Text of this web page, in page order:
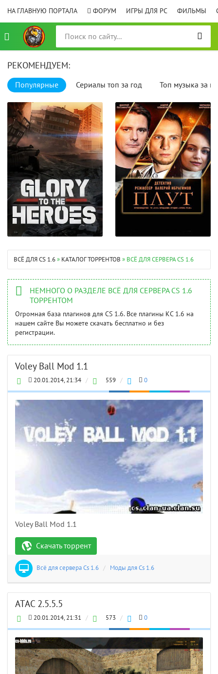
НА ГЛАВНУЮ ПОРТАЛА ФОРУМ ИГРЫ ДЛЯ PC ФИЛЬМЫ
РЕКОМЕНДУЕМ:
Популярные Сериалы топ за год Топ музыка за
ВСЁ ДЛЯ CS 1.6» КАТАЛОГ ТОРРЕНТОВ » ВСЁ ДЛЯ СЕРВЕРА CS 1.6
НЕМНОГО О РАЗДЕЛЕ ВСЁ ДЛЯ СЕРВЕРА CS 1.6
ТОРРЕНТОМ
Огромная база плагинов для CS 1.6. Все плагины КС 1.6 на
нашем сайте Вы можете скачать бесплатно и без
регистрации.
Voley Ball Mod 1.1
20.01.2014, 21:34 / 559 / 0
Voley Ball Mod 1.1
Скачать торрент
Всё для сервера Cs 1.6 / Моды для Cs 1.6
ATAC 2.5.5.5
20.01.2014, 21:31 / 573 / 0